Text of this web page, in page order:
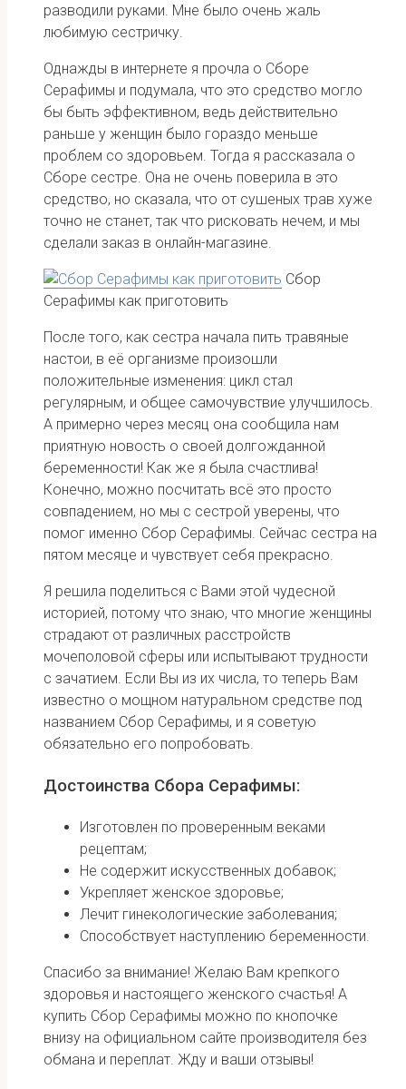
разводили руками. Мне было очень жаль
любимую сестричку.
Однажды в интернете я прочла о Сборе
Серафимы и подумала, что это средство могло
бы быть эффективном, ведь действительно
раньше у женщин было гораздо меньше
проблем со здоровьем. Тогда я рассказала о
Сборе сестре. Она не очень поверила в это
средство, но сказала, что от сушеных трав хуже
точно не станет, так что рисковать нечем, и мы
сделали заказ в онлайн-магазине.
Сбор
Серафимы как приготовить
После того, как сестра начала пить травяные
настои, в её организме произошли
положительные изменения: цикл стал
регулярным, и общее самочувствие улучшилось.
А примерно через месяц она сообщила нам
приятную новость о своей долгожданной
беременности! Как же я была счастлива!
Конечно, можно посчитать всё это просто
совпадением, но мы с сестрой уверены, что
помог именно Сбор Серафимы. Сейчас сестра на
пятом месяце и чувствует себя прекрасно.
Я решила поделиться с Вами этой чудесной
историей, потому что знаю, что многие женщины
страдают от различных расстройств
мочеполовой сферы или испытывают трудности
с зачатием. Если Вы из их числа, то теперь Вам
известно о мощном натуральном средстве под
названием Сбор Серафимы, и я советую
обязательно его попробовать.
Достоинства Сбора Серафимы:
Изготовлен по проверенным веками
рецептам;
Не содержит искусственных добавок;
Укрепляет женское здоровье;
Лечит гинекологические заболевания;
Способствует наступлению беременности.
Спасибо за внимание! Желаю Вам крепкого
здоровья и настоящего женского счастья! А
купить Сбор Серафимы можно по кнопочке
внизу на официальном сайте производителя без
обмана и переплат. Жду и ваши отзывы!